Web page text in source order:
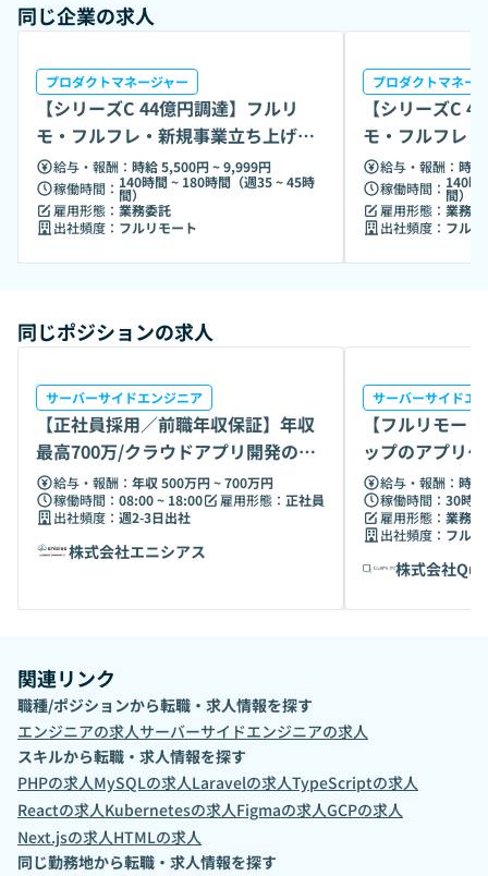
て急成長中2022年の設立以来、従業員数は約200名に拡大
アクセンチュア出身者で構成され、マネジメントメンバーに
はジョンソン・エンド・ジョンソン、サッポロビール、
SMBC日興証券など多様なバックグラウンドを持つ優秀なメ
ンバーが集結しています。
同じ企業の求人
プロダクトマネージャー
【シリーズC 44億円調達】フルリ
モ・フルフレ・新規事業立ち上げPd
Mを募集
給与・報酬： 時給 5,500円 ~ 9,999円
稼働時間： 140時間 ~ 180時間（週35 ~ 45時
間）
雇用形態： 業務委託
出社頻度： フルリモート
プロダクトマネー
【シリーズC
モ・フルフレ
Mを募集
給与・報酬： 時
稼働時間： 140時
間）
雇用形態： 業務
出社頻度： フル
同じポジションの求人
サーバーサイドエンジニア
【正社員採用／前職年収保証】年収
最高700万/クラウドアプリ開発の最
前線へ
給与・報酬： 年収 500万円 ~ 700万円
稼働時間： 08:00 ~ 18:00 雇用形態： 正社員
出社頻度： 週2-3日出社
株式会社エニシアス
サーバーサイドエ
【フルリモー
ップのアプリ
Web ・業務
給与・報酬： 時
稼働時間： 30時
雇用形態： 業務委
出社頻度： フル
株式会社
関連リンク
職種/ポジションから転職・求人情報を探す
エンジニアの求人サーバーサイドエンジニアの求人
スキルから転職・求人情報を探す
PHPの求人MySQLの求人Laravelの求人TypeScriptの求人
Reactの求人Kubernetesの求人Figmaの求人GCPの求人
Next.jsの求人HTMLの求人
同じ勤務地から転職・求人情報を探す